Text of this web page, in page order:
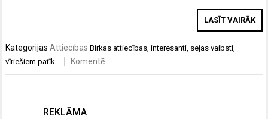
LASĪT VAIRĀK
KategorijasAttiecības Birkasattiecības ,interesanti sejas vaibsti
vīriešiem patīk
Komentē
REKLĀMA